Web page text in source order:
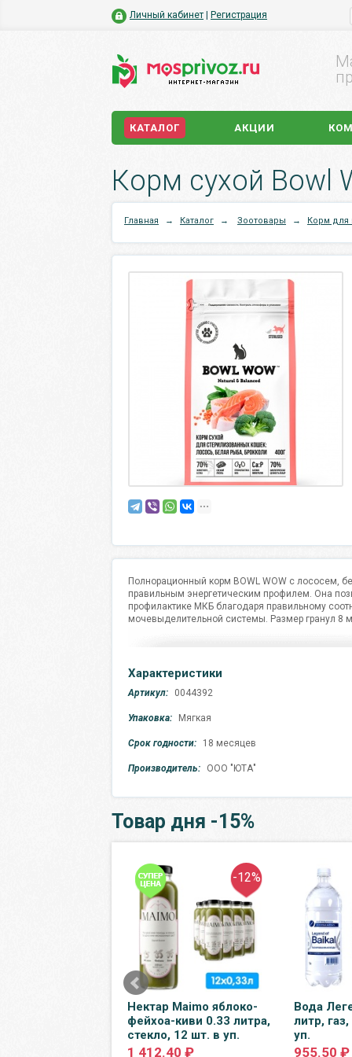
Личный кабинет Регистрация
КАТАЛОГ АКЦИИ
Главная → Каталог → Зоотовары → Корм для
Полнорационный корм BOWL WOW с лососем,
правильным энергетическим профилем. Она
профилактике МКБ благодаря правильному
мочевыделительной системы. Размер гранул 8
Характеристики
Артикул: 0044392
Упаковка: Мягкая
Срок годности: 18 месяцев
Производитель: ООО "ЮТА"
Товар дня -15%
-12%
Нектар Maimo яблоко-
фейхоа-киви 0.33 литра,
стекло, 12 шт. в уп.
1 412.40 ₽
Вода
литр,
уп.
955.50 ₽